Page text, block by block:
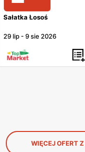
Sałatka Łosoś
29 lip -9 sie 2026
WIĘCEJ OFERT